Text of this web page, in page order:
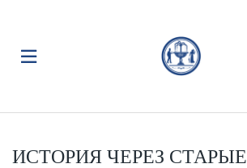
ИСТОРИЯ ЧЕРЕЗ СТАРЫЕ